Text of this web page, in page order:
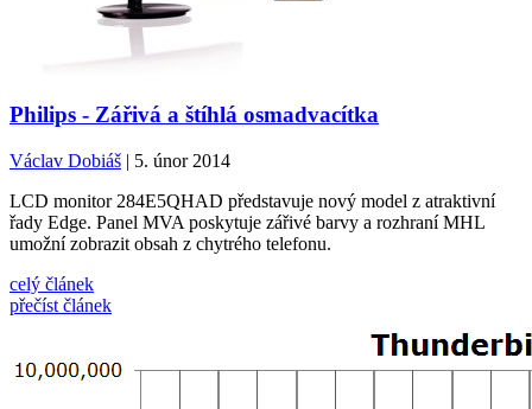
Philips - Zářivá a štíhlá osmadvacítka
Václav Dobiáš | 5. únor 2014
LCD monitor 284E5QHAD představuje nový model z atraktivní
řady Edge. Panel MVA poskytuje zářivé barvy a rozhraní MHL
umožní zobrazit obsah z chytrého telefonu.
celý článek
přečíst článek